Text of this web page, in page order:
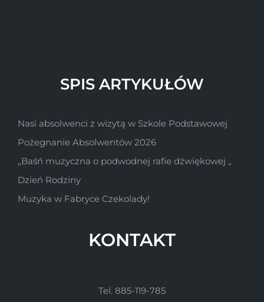
SPIS ARTYKUŁÓW
Nasi absolwenci z wizytą w Szkole Podstawowej
Pożegnanie Absolwentów 2026
„Baśń muzyczna o podwodnej rafie dźwiękowej „
Dzień Rodziny
Muzyka w Fabryce Czekolady!
KONTAKT
Tel. 885-119-785